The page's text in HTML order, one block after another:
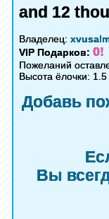
and 12
Владелец:
VIP Подарков: 0!
Пожеланий
Высота ёлочки:
Добавь
Вы